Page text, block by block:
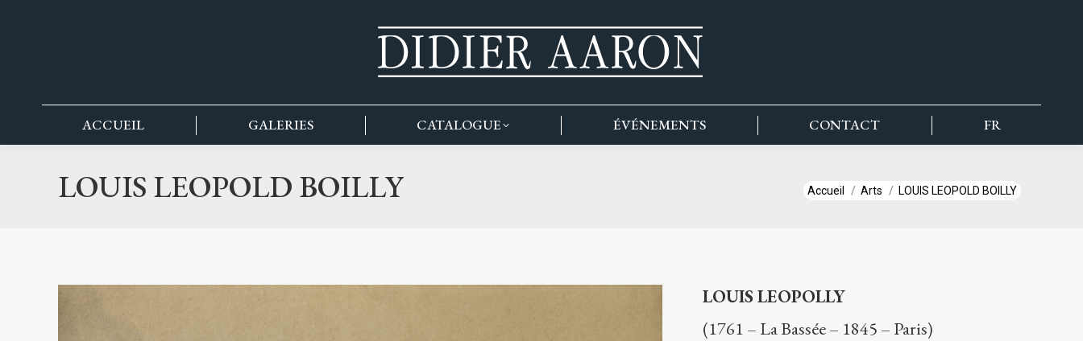
ACCUEIL GALERIES CATALOGUE ÉVÉNEMENTS CONTACT FR
LOUIS LEOPOLD BOILLY Vous êtes ici :
Accueil Arts LOUIS LEOPOLD BOILLY
LOUIS LEOPOLLY
(1761 – La Bassée – 1845 – Paris)